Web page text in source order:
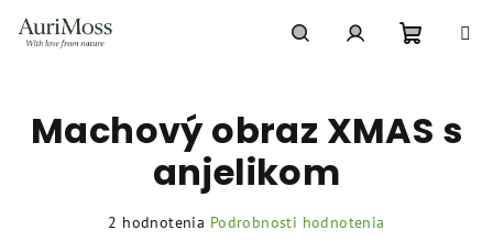
košík
Machový obraz XMAS s
anjelikom
Priemerné
2 hodnotenia Podrobnosti hodnotenia